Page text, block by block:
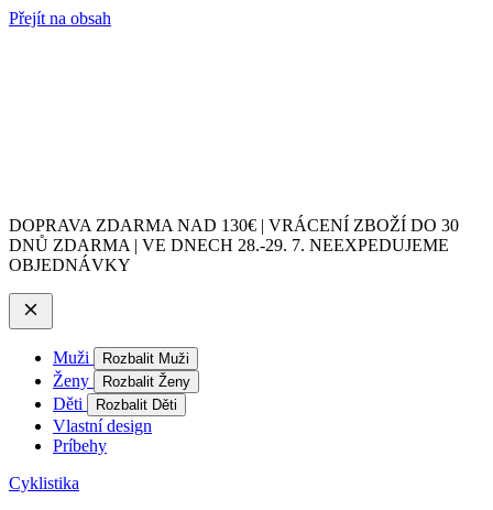
Přejít na obsah
DOPRAVA ZDARMA NAD 130€ | VRÁCENÍ ZBOŽÍ DO 30
DNŮ ZDARMA | VE DNECH 28.-29. 7. NEEXPEDUJEME
OBJEDNÁVKY
Muži Rozbalit Muži
Ženy Rozbalit Ženy
Děti Rozbalit Děti
Vlastní design
Príbehy
Cyklistika